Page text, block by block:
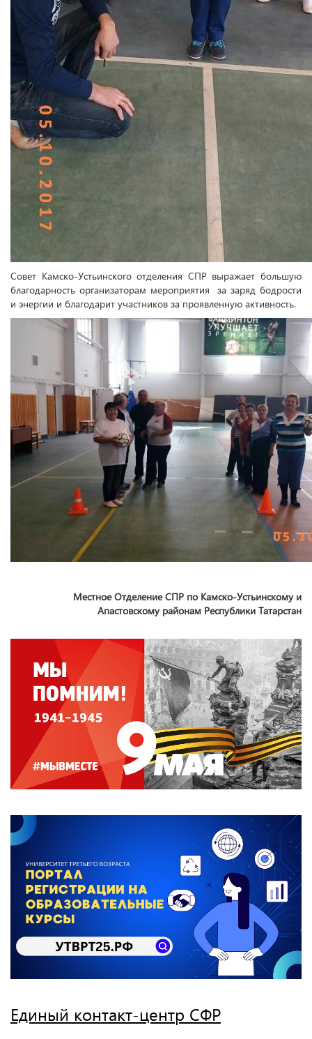
Совет Камско-Устьинского отделения СПР выражает большую
благодарность организаторам мероприятия за заряд бодрости
и энергии и благодарит участников за проявленную активность.
Местное Отделение СПР по Камско-Устьинскому и
Апастовскому районам Республики Татарстан
Единый контакт-центр СФР